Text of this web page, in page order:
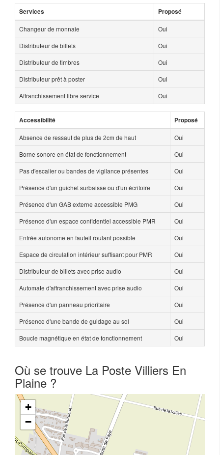
Services Proposé
Changeur de monnaie
Oui
Distributeur de billets
Oui
Distributeur de timbres
Oui
Distributeur prêt à poster
Oui
Affranchissement libre service
Oui
Accessibilité Proposé
Absence de ressaut de plus de 2cm de haut
Oui
Borne sonore en état de fonctionnement
Oui
Pas d'escalier ou bandes de vigilance présentes
Oui
Présence d'un guichet surbaisse ou d'un écritoire
Oui
Présence d'un GAB externe accessible PMG
Oui
Présence d'un espace confidentiel accessible PMR
Oui
Entrée autonome en fauteil roulant possible
Oui
Espace de circulation intérieur suffisant pour PMR
Oui
Distributeur de billets avec prise audio
Oui
Automate d'affranchissement avec prise audio
Oui
Présence d'un panneau prioritaire
Oui
Présence d'une bande de guidage au sol
Oui
Boucle magnétique en état de fonctionnement
Oui
Où se trouve La Poste Villiers En
Plaine ?
+
−